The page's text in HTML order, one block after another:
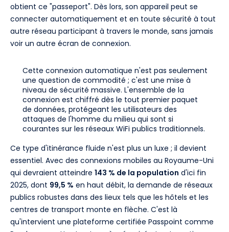
obtient ce "passeport". Dès lors, son appareil peut se
connecter automatiquement et en toute sécurité à tout
autre réseau participant à travers le monde, sans jamais
voir un autre écran de connexion.
Cette connexion automatique n'est pas seulement
une question de commodité ; c'est une mise à
niveau de sécurité massive. L'ensemble de la
connexion est chiffré dès le tout premier paquet
de données, protégeant les utilisateurs des
attaques de l'homme du milieu qui sont si
courantes sur les réseaux WiFi publics traditionnels.
Ce type d'itinérance fluide n'est plus un luxe ; il devient
essentiel. Avec des connexions mobiles au Royaume-Uni
qui devraient atteindre 143 % de la population d'ici fin
2025, dont 99,5 % en haut débit, la demande de réseaux
publics robustes dans des lieux tels que les hôtels et les
centres de transport monte en flèche. C'est là
qu'intervient une plateforme certifiée Passpoint comme